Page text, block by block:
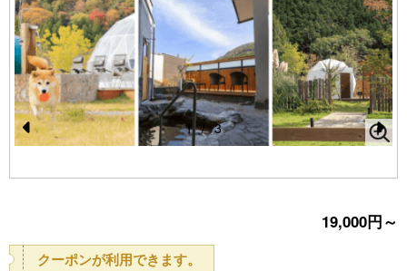
Pr
e
N
e
1 / 3
19,000円～
クーポンが利用できます。